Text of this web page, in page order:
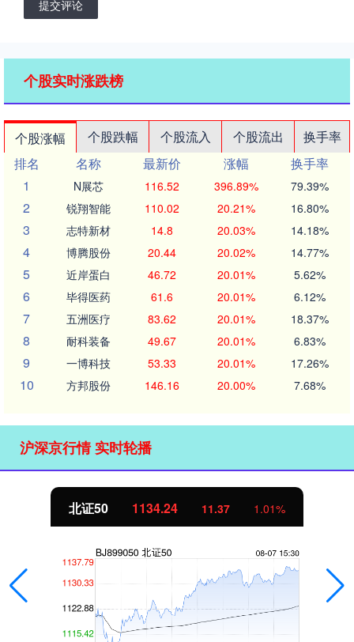
提交评论
个股实时涨跌榜
个股涨幅 个股跌幅 个股流入 个股流出
换手率
排名
名称 最新价 涨幅
换手率
1
N展芯 116.52 396.89% 79.39%
2 锐翔智能 110.02 20.21% 16.80%
3 志特新材 14.8 20.03% 14.18%
4 博腾股份 20.44 20.02% 14.77%
5 近岸蛋白 46.72 20.01% 5.62%
6 毕得医药 61.6 20.01% 6.12%
7 五洲医疗 83.62 20.01% 18.37%
8 耐科装备 49.67 20.01% 6.83%
9 一博科技 53.33 20.01% 17.26%
10 方邦股份 146.16 20.00% 7.68%
沪深京行情 实时轮播
北证50 1134.24 11.37 1.01%